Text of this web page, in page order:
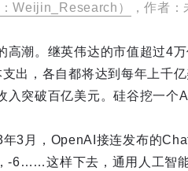
Weijin_Research） ，作者
高潮。继英伟达的市值超过4
出，各自都将达到每年上千
突破百亿美元。硅谷挖一个
3月，OpenAI接连发布的
-6……这样下去，通用人工智